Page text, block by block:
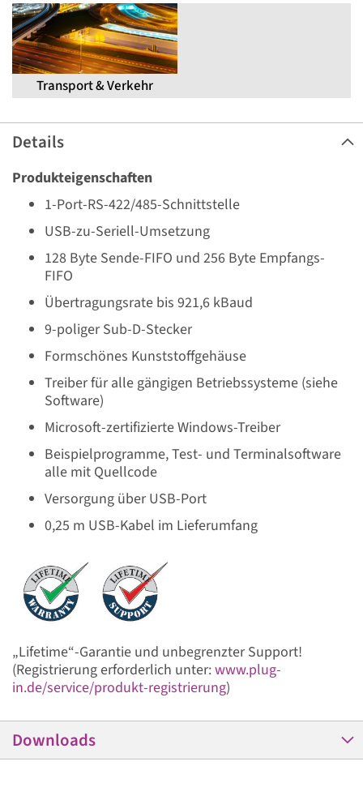
Transport & Verkehr
Details
Produkteigenschaften
1-Port-RS-422/485-Schnittstelle
USB-zu-Seriell-Umsetzung
128 Byte Sende-FIFO und 256 Byte Empfangs-
FIFO
Übertragungsrate bis 921,6 kBaud
9-poliger Sub-D-Stecker
Formschönes Kunststoffgehäuse
Treiber für alle gängigen Betriebssysteme (siehe
Software)
Microsoft-zertifizierte Windows-Treiber
Beispielprogramme, Test- und Terminalsoftware
alle mit Quellcode
Versorgung über USB-Port
0,25 m USB-Kabel im Lieferumfang
„Lifetime“-Garantie und unbegrenzter Support!
(Registrierung erforderlich unter:www.plug-
in.de/service/produkt-registrierung)
Downloads